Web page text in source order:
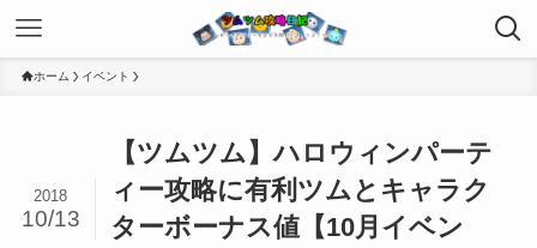
ホーム イベント
【ツムツム】ハロウィンパーテ
ィー攻略に有利ツムとキャラク
ターボーナス値【10月イベン
2018
10/13